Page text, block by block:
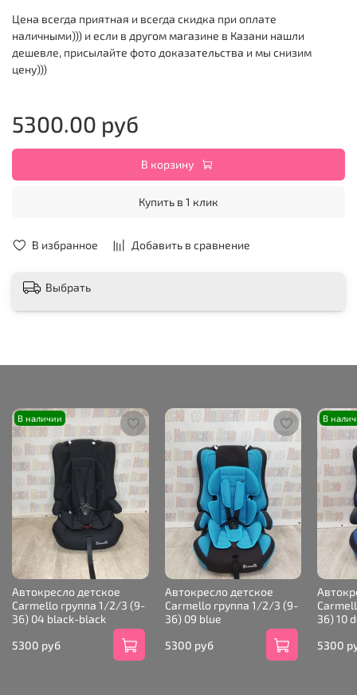
В избранное Добавить в сравнение
Цена всегда приятная и всегда скидка при оплате
наличными))) и если в другом магазине в Казани нашли
дешевле, присылайте фото доказательства и мы снизим
цену)))
5300.00 руб
В корзину
Купить в 1 клик
Выбрать
В наличии
Автокресло детское
Carmello группа 1/2/3 (9-
36) 04 black-black
5300 руб
Автокресло детское
Carmello группа 1/2/3 (9-
36) 09 blue
5300 руб
В
36) 10
5300